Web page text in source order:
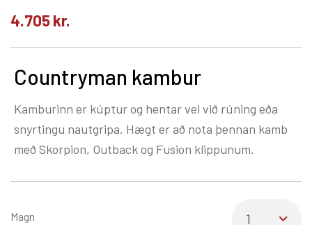
4.705kr.
Countryman kambur
Kamburinn er kúptur og hentar vel við rúning eða
snyrtingu nautgripa. Hægt er að nota þennan kamb
með Skorpion, Outback og Fusion klippunum.
Magn